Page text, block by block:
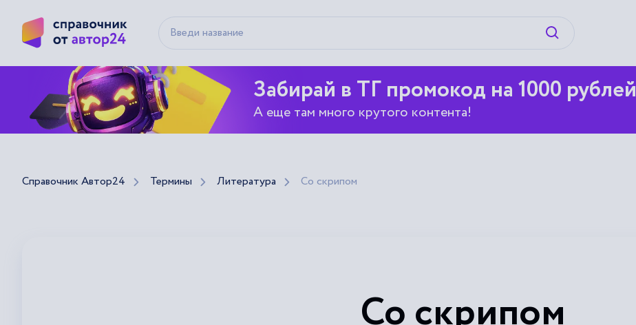
Искать
Забирай в ТГ промокод на 1000 рублей
А еще там много крутого контента!
Справочник Автор24 Термины Литература Со скрипом
Со скрипом